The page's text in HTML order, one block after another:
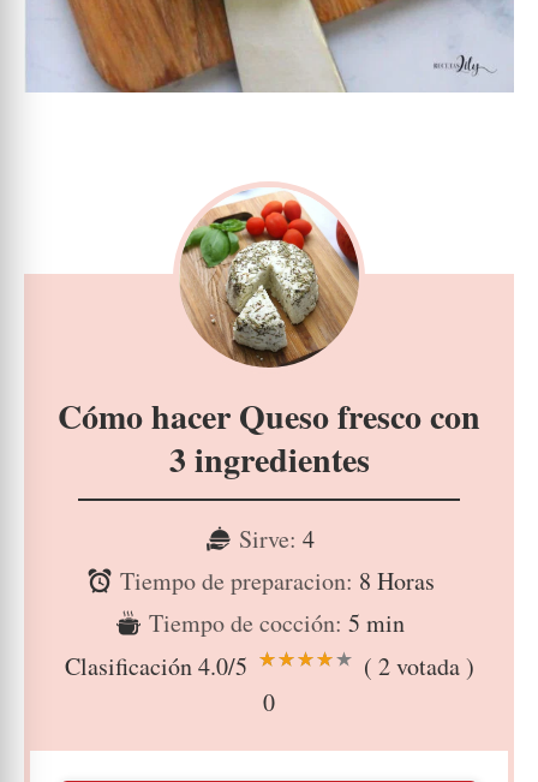
Cómo hacer Queso fresco con
3 ingredientes
Sirve: 4
Tiempo de preparacion: 8 Horas
Tiempo de cocción: 5 min
Clasificación4.0/5 ( 2votada )
0